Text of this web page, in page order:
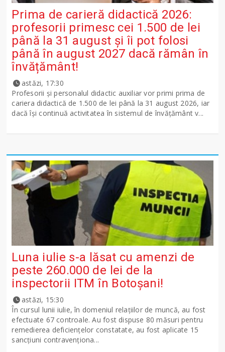
Prima de carieră didactică 2026:
profesorii primesc cei 1.500 de lei
până la 31 august și îi pot folosi
până în august 2027 dacă rămân în
învățământ!
astăzi, 17:30
Profesorii și personalul didactic auxiliar vor primi prima de
cariera didactică de 1.500 de lei până la 31 august 2026, iar
dacă își continuă activitatea în sistemul de învățământ v...
Luna iulie s-a lăsat cu amenzi de
peste 260.000 de lei de la
inspectorii ITM în Botoșani!
astăzi, 15:30
În cursul lunii iulie, în domeniul relațiilor de muncă, au fost
efectuate 67 controale. Au fost dispuse 80 măsuri pentru
remedierea deficiențelor constatate, au fost aplicate 15
sancţiuni contravenționa...